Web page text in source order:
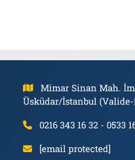
Mimar Sinan Mah.
Üsküdar/İstanbul (Valide-
0216 343 16 32 - 0533
[email protected]